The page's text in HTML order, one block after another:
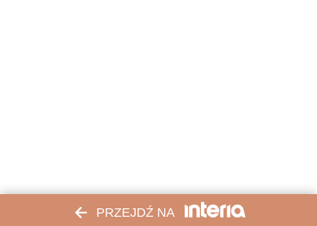
PRZEJDŹ NA